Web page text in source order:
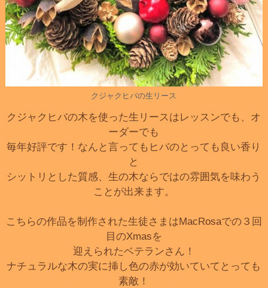
クジャクヒバの生リース
クジャクヒバの木を使った生リースはレッスンでも、オ
ーダーでも
毎年好評です！なんと言ってもヒバのとっても良い香り
と
シットリとした質感、生の木ならではの雰囲気を味わう
ことが出来ます。
こちらの作品を制作された生徒さまはMacRosaでの３回
目のXmasを
迎えられたベテランさん！
ナチュラルな木の実に挿し色の赤が効いていてとっても
素敵！